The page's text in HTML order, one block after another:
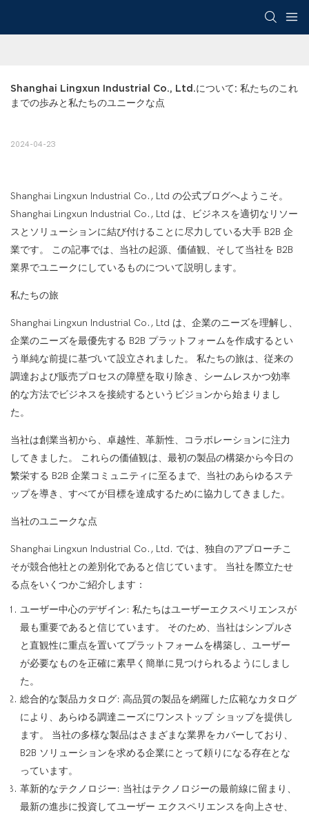
Shanghai Lingxun Industrial Co., Ltd.について: 私たちのこれ
までの歩みと私たちのユニークな点
2024-04-23
Shanghai Lingxun Industrial Co., Ltd の公式ブログへようこそ。
Shanghai Lingxun Industrial Co., Ltd は、ビジネスを適切なリソー
スとソリューションに結び付けることに尽力している大手 B2B 企
業です。 この記事では、当社の起源、価値観、そして当社を B2B
業界でユニークにしているものについて説明します。
私たちの旅
Shanghai Lingxun Industrial Co., Ltd は、企業のニーズを理解し、
企業のニーズを最優先する B2B プラットフォームを作成するとい
う単純な前提に基づいて設立されました。 私たちの旅は、従来の
調達および販売プロセスの障壁を取り除き、シームレスかつ効率
的な方法でビジネスを接続するというビジョンから始まりまし
た。
当社は創業当初から、卓越性、革新性、コラボレーションに注力
してきました。 これらの価値観は、最初の製品の構築から今日の
繁栄する B2B 企業コミュニティに至るまで、当社のあらゆるステ
ップを導き、すべてが目標を達成するために協力してきました。
当社のユニークな点
Shanghai Lingxun Industrial Co., Ltd. では、独自のアプローチこ
そが競合他社との差別化であると信じています。 当社を際立たせ
る点をいくつかご紹介します：
ユーザー中心のデザイン: 私たちはユーザーエクスペリエンスが
最も重要であると信じています。 そのため、当社はシンプルさ
と直観性に重点を置いてプラットフォームを構築し、ユーザー
が必要なものを正確に素早く簡単に見つけられるようにしまし
た。
総合的な製品カタログ: 高品質の製品を網羅した広範なカタログ
により、あらゆる調達ニーズにワンストップ ショップを提供し
ます。 当社の多様な製品はさまざまな業界をカバーしており、
B2B ソリューションを求める企業にとって頼りになる存在とな
っています。
革新的なテクノロジー: 当社はテクノロジーの最前線に留まり、
最新の進歩に投資してユーザー エクスペリエンスを向上させ、